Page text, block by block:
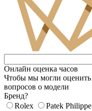
Онлайн оценка часов
Чтобы мы могли оценить
вопросов о модели
Бренд?
Rolex
Patek Philippe